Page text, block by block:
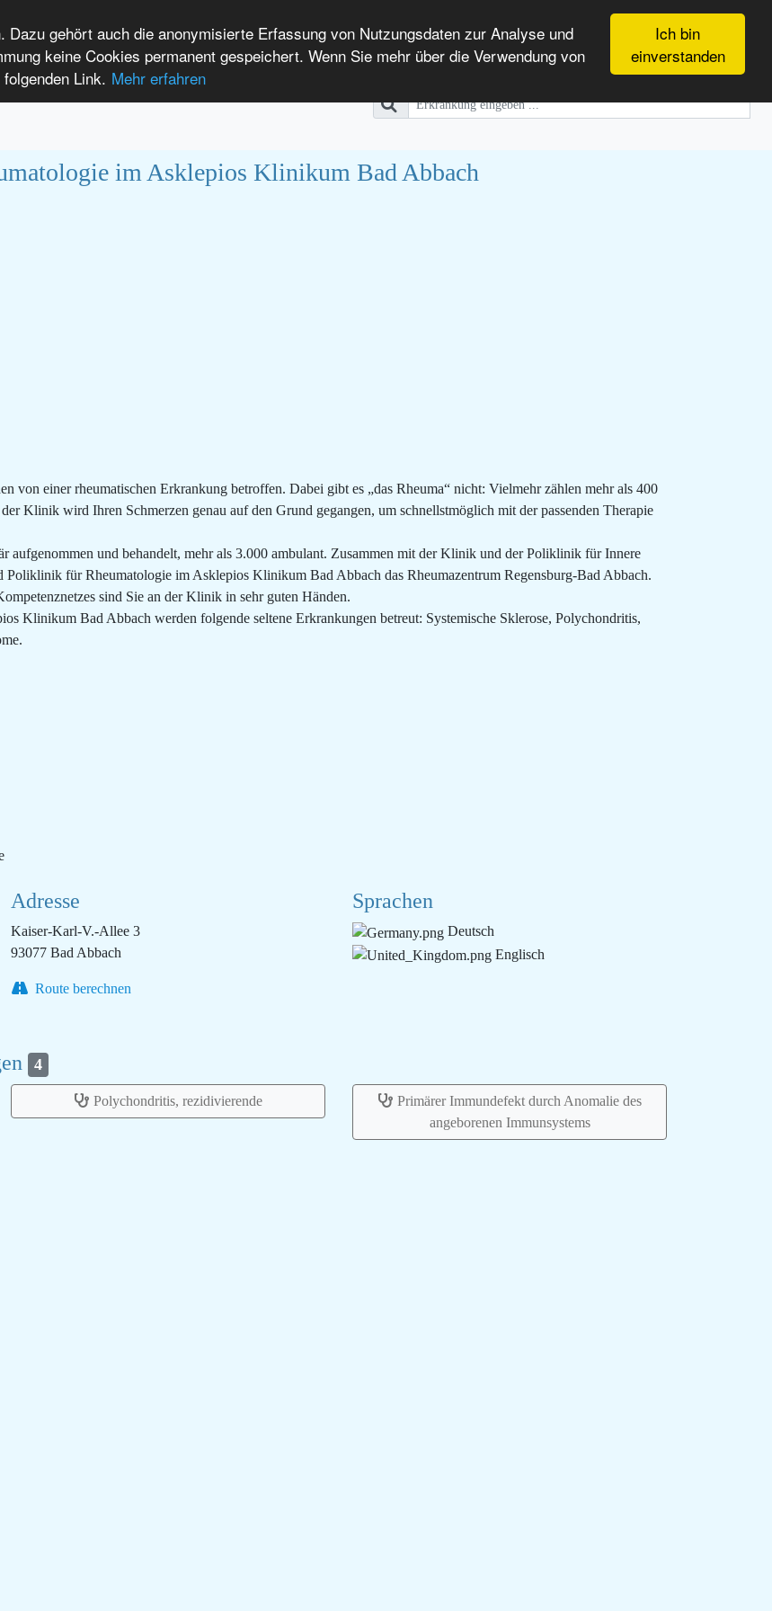
Ich bin
einverstanden
gehört auch die anonymisierte Erfassung von Nutzungsdaten zur Analyse und
keine Cookies permanent gespeichert. Wenn Sie mehr über die Verwendung von
Link. Mehr erfahren
Erkrankungen
Leichte Sprache International Patients
im Asklepios Klinikum Bad Abbach
von einer rheumatischen Erkrankung betroffen. Dabei gibt es „das Rheuma“ nicht: Vielmehr zählen mehr als 400
Klinik wird Ihren Schmerzen genau auf den Grund gegangen, um schnellstmöglich mit der passenden Therapie
aufgenommen und behandelt, mehr als 3.000 ambulant. Zusammen mit der Klinik und der Poliklinik für Innere
für Rheumatologie im Asklepios Klinikum Bad Abbach das Rheumazentrum Regensburg-Bad Abbach.
sind Sie an der Klinik in sehr guten Händen.
Klinikum Bad Abbach werden folgende seltene Erkrankungen betreut: Systemische Sklerose, Polychondritis,
Adresse
Kaiser-Karl-V.-Allee 3
93077 Bad Abbach
Route berechnen
Sprachen
Deutsch
Englisch
4
Polychondritis, rezidivierende
Primärer Immundefekt durch Anomalie des
angeborenen Immunsystems